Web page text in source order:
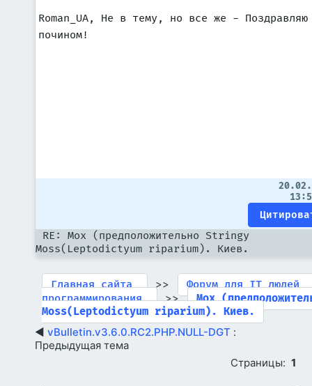
Roman_UA, Не в тему, но все же -
почином!
RE: Мох (предположительно Stringy
Moss(Leptodictyum riparium). Киев.
Главная сайта >>
Форум для IT людей
программирования
>>
Мох
Moss(Leptodictyum riparium). Киев.
◄vBulletin.v3.6.0.RC2.PHP.NULL-DGT :
Предыдущая тема
Страницы:1